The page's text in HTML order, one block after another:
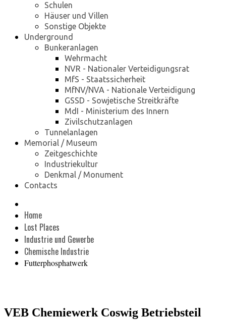
Schulen
Häuser und Villen
Sonstige Objekte
Underground
Bunkeranlagen
Wehrmacht
NVR - Nationaler Verteidigungsrat
MfS - Staatssicherheit
MfNV/NVA - Nationale Verteidigung
GSSD - Sowjetische Streitkräfte
MdI - Ministerium des Innern
Zivilschutzanlagen
Tunnelanlagen
Memorial / Museum
Zeitgeschichte
Industriekultur
Denkmal / Monument
Contacts
Home
Lost Places
Industrie und Gewerbe
Chemische Industrie
Futterphosphatwerk
VEB Chemiewerk Coswig Betriebsteil